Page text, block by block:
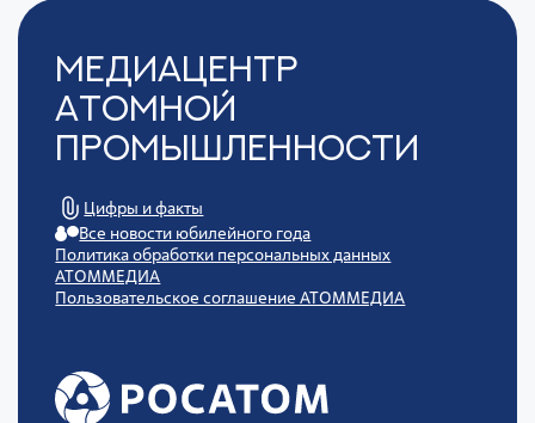
Медиацентр
Атомной
Промышленности
Цифры и факты
Все новости юбилейного года
Политика обработки персональных данных
АТОММЕДИА
Пользовательское соглашение АТОММЕДИА